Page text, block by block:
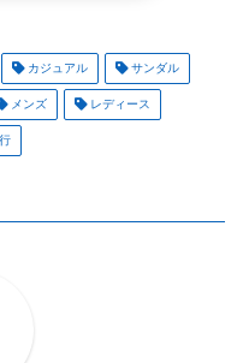
カジュアル サンダル
メンズ レディース